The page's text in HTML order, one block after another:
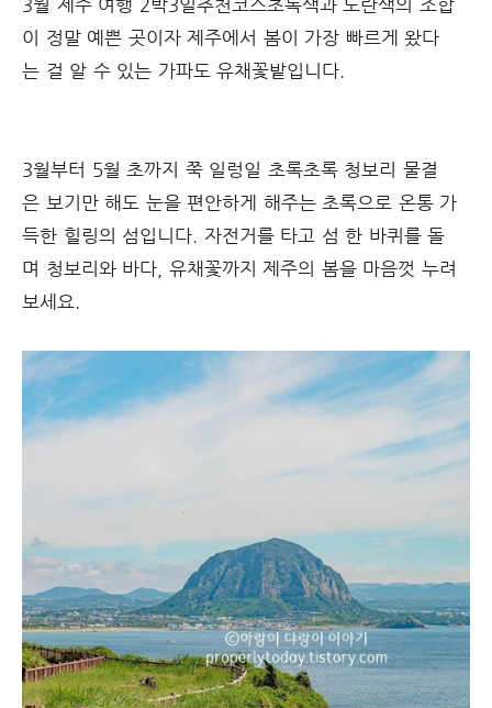
3월 제주 여행 2박3일추천코스초록색과 노란색의 조합
이 정말 예쁜 곳이자 제주에서 봄이 가장 빠르게 왔다
는 걸 알 수 있는 가파도 유채꽃밭입니다.
3월부터 5월 초까지 쭉 일렁일 초록초록 청보리 물결
은 보기만 해도 눈을 편안하게 해주는 초록으로 온통 가
득한 힐링의 섬입니다. 자전거를 타고 섬 한 바퀴를 돌
며 청보리와 바다, 유채꽃까지 제주의 봄을 마음껏 누려
보세요.